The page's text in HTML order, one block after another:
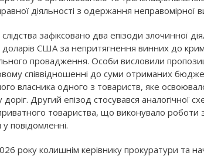
діяльності з одержання неправомірної
слідства зафіксовано два епізоди злочинної
США за непритягнення винних до
провадження. Особи висловили
співвідношенні до суми отриманих
власника одного з товариств, яке
Другий епізод стосувався аналогічної
товариства, що виконувало роботи
повідомленні.
року колишнім керівнику прокуратури та